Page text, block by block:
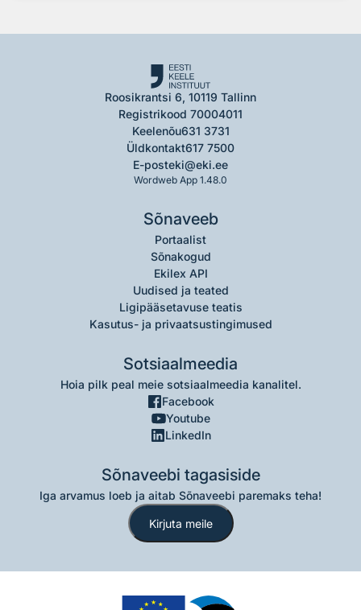
Roosikrantsi 6, 10119 Tallinn
Registrikood 70004011
Keelenõu631 3731
Üldkontakt617 7500
E-posteki@eki.ee
Wordweb App 1.48.0
Sõnaveeb
Portaalist
Sõnakogud
Ekilex API
Uudised ja teated
Ligipääsetavuse teatis
Kasutus- ja privaatsustingimused
Sotsiaalmeedia
Hoia pilk peal meie sotsiaalmeedia kanalitel.
Facebook
Youtube
LinkedIn
Sõnaveebi tagasiside
Iga arvamus loeb ja aitab Sõnaveebi paremaks teha!
Kirjuta meile